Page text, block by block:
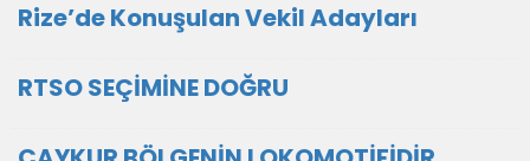
Rize’de Konuşulan Vekil Adayları
RTSO SEÇİMİNE DOĞRU